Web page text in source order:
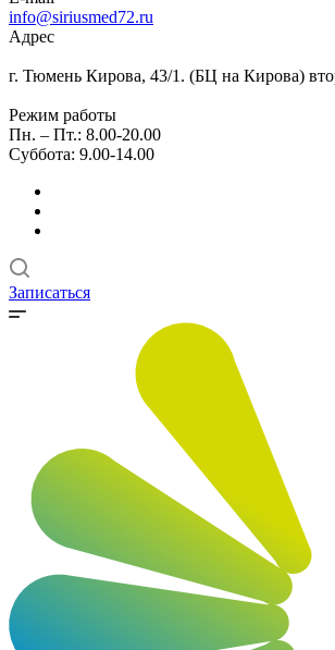
info@siriusmed72.ru
Адрес
г. Тюмень Кирова, 43/1. (БЦ на Кирова)
Режим работы
Пн. – Пт.: 8.00-20.00
Суббота: 9.00-14.00
Записаться